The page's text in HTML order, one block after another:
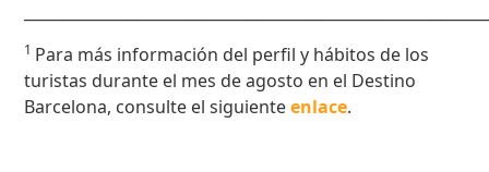
1 Para más información del perfil y hábitos de los
turistas durante el mes de agosto en el Destino
Barcelona, consulte el siguienteenlace.